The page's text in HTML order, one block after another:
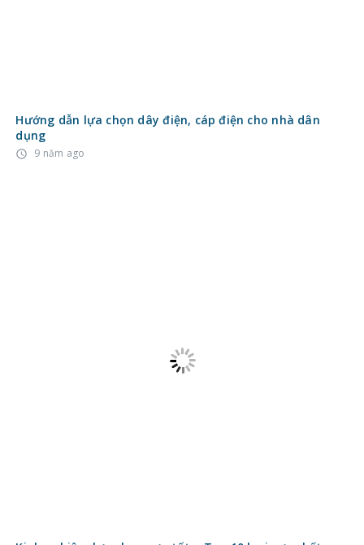
Hướng dẫn lựa chọn dây điện, cáp điện cho nhà dân
dụng
access_time 9 năm ago